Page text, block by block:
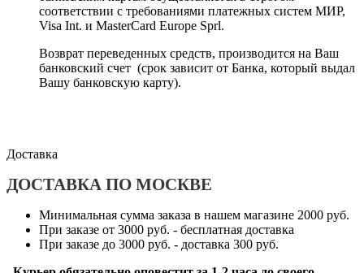
соответствии с требованиями платежных систем МИР,
Visa Int. и MasterCard Europe Sprl.
Возврат переведенных средств, производится на Ваш
банковский счет (срок зависит от Банка, который выдал
Вашу банковскую карту).
Доставка
ДОСТАВКА ПО МОСКВЕ
Минимальная сумма заказа в нашем магазине 2000 руб.
При заказе от 3000 руб. - бесплатная доставка
При заказе до 3000 руб. - доставка 300 руб.